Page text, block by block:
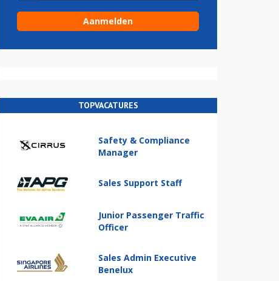
TOPVACATURES
Safety & Compliance
Manager
Sales Support Staff
Junior Passenger Traffic
Officer
Sales Admin Executive
Benelux